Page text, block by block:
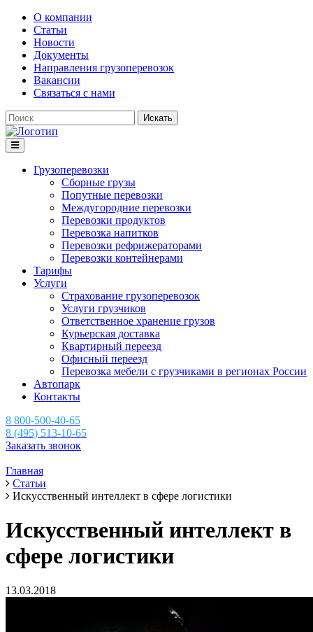
О компании
Статьи
Новости
Документы
Направления грузоперевозок
Вакансии
Связаться с нами
Искать
Грузоперевозки
Сборные грузы
Попутные перевозки
Междугородние перевозки
Перевозки продуктов
Перевозка напитков
Перевозки рефрижераторами
Перевозки контейнерами
Тарифы
Услуги
Страхование грузоперевозок
Услуги грузчиков
Ответственное хранение грузов
Курьерская доставка
Квартирный переезд
Офисный переезд
Перевозка мебели с грузчиками в регионах России
Автопарк
Контакты
8 800-500-40-65
8 (495) 513-10-65
Заказать звонок
Главная
Статьи
Искусственный интеллект в сфере логистики
Искусственный интеллект в
сфере логистики
13.03.2018